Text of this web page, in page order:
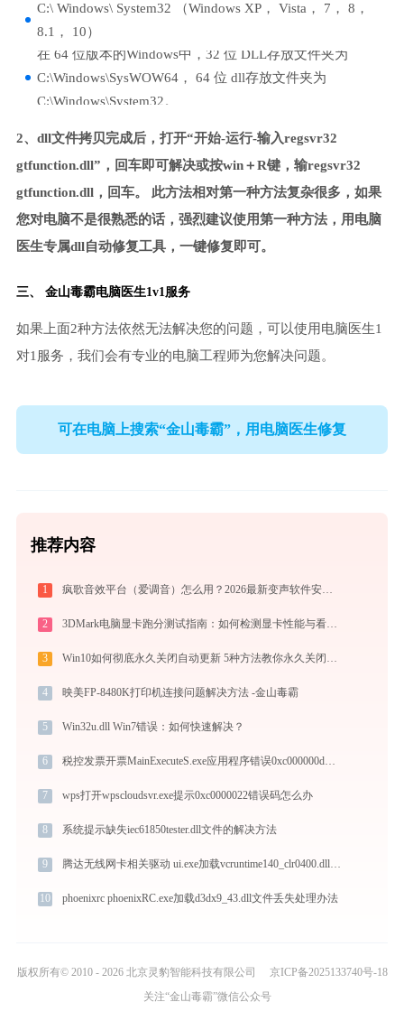
C:\ Windows\ System32 （Windows XP， Vista， 7， 8，
8.1， 10）
在 64 位版本的Windows中，32 位 DLL存放文件夹为
C:\Windows\SysWOW64， 64 位 dll存放文件夹为
C:\Windows\System32。
2、dll文件拷贝完成后，打开“开始-运行-输入regsvr32
gtfunction.dll”，回车即可解决或按win＋R键，输regsvr32
gtfunction.dll，回车。 此方法相对第一种方法复杂很多，如果
您对电脑不是很熟悉的话，强烈建议使用第一种方法，用电脑
医生专属dll自动修复工具，一键修复即可。
三、 金山毒霸电脑医生1v1服务
如果上面2种方法依然无法解决您的问题，可以使用电脑医生1
对1服务，我们会有专业的电脑工程师为您解决问题。
可在电脑上搜索“金山毒霸”，用电脑医生修复
推荐内容
1 疯歌音效平台（爱调音）怎么用？2026最新变声软件安装与使用全攻略
2 3DMark电脑显卡跑分测试指南：如何检测显卡性能与看懂测试分数
3 Win10如何彻底永久关闭自动更新 5种方法教你永久关闭win10自动更新
4 映美FP-8480K打印机连接问题解决方法 -金山毒霸
5 Win32u.dll Win7错误：如何快速解决？
6 税控发票开票MainExecuteS.exe应用程序错误0xc000000d解决方法
7 wps打开wpscloudsvr.exe提示0xc0000022错误码怎么办
8 系统提示缺失iec61850tester.dll文件的解决方法
9 腾达无线网卡相关驱动 ui.exe加载vcruntime140_clr0400.dll文件丢失处理办法
10 phoenixrc phoenixRC.exe加载d3dx9_43.dll文件丢失处理办法
版权所有© 2010 - 2026 北京灵豹智能科技有限公司
京ICP备2025133740号-18
关注“金山毒霸”微信公众号